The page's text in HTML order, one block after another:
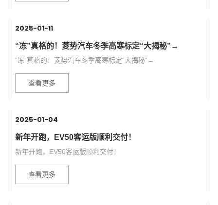
2025-01-11
“冻”真格的！菱势汽车冬季高寒标定“大揭秘”→
“冻”真格的！菱势汽车冬季高寒标定“大揭秘”→
查看更多
2025-01-04
新年开跑，EV50客运版顺利交付！
新年开跑，EV50客运版顺利交付！
查看更多